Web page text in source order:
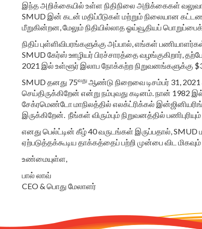
இந்த அறிக்கையில் உள்ள நிதிநிலை அறிக்கைகள்
SMUD இன் கடன் மதிப்பீடுகள் மற்றும் நிலையான
மீறுகின்றன, மேலும் நிதியில்லாத ஓய்வூதியப்
நிதிப் புள்ளிவிபரங்களுக்கு அப்பால், எங்கள்
SMUD கேர்ஸ் ஊழியர் பிரச்சாரத்தை வழங்குகிறார்,
2021 இல் உள்ளூர் இலாப நோக்கற்ற நிறுவனங்களுக்கு
SMUD தனது 75வது ஆண்டு நிறைவை டிசம்பர் 31,
செய்திருக்கிறேன் என்று நம்புவது கடினம். நான்
சேக்ரமெண்டோ மாநிலத்தில் எலக்ட்ரிக்கல்
இருக்கிறேன். நீங்கள் விரும்பும் நிறுவனத்தில்
எனது பெல்ட்டின் கீழ் 40 வருடங்கள் இருப்பதால்,
ஏற்படுத்தக்கூடிய தாக்கத்தைப் பற்றி முன்பை விட
உண்மையுள்ள,
பால் லாவ்
CEO & பொது மேலாளர்